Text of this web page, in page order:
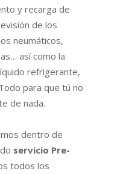
y recarga de
de los
neumáticos,
así como la
refrigerante,
para que tú no
de nada.
dentro de
servicio Pre-
todos los